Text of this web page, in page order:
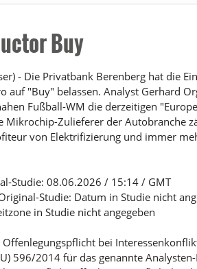
Buy
- Die Privatbank Berenberg hat die
auf "Buy" belassen. Analyst Gerhard
Fußball-WM die derzeitigen
Mikrochip-Zulieferer der Autobranche
von Elektrifizierung und immer
Studie: 08.06.2026 / 15:14 / GMT
Studie: Datum in Studie nicht
in Studie nicht angegeben
bei
596/2014 für das genannte